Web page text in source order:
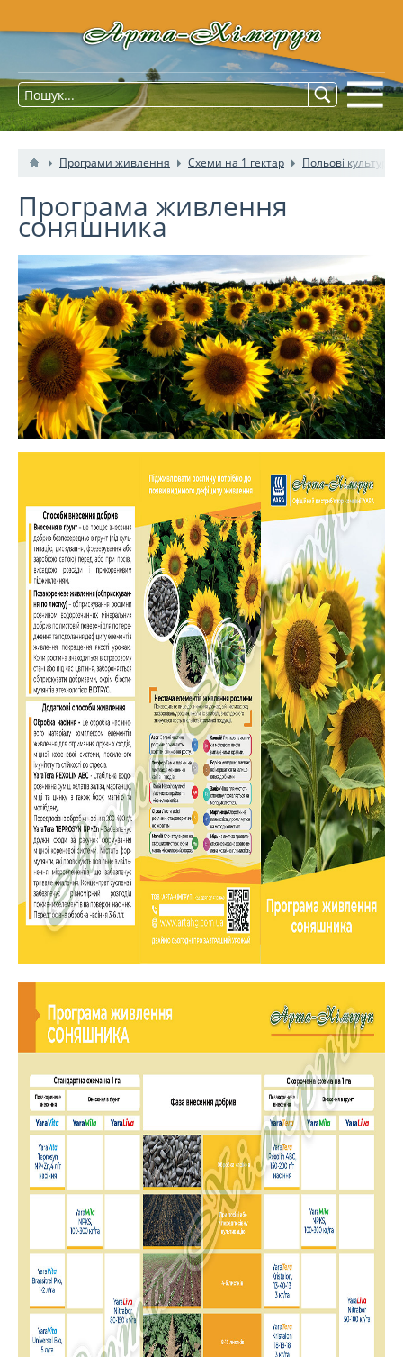
Програми живлення Схеми на 1 гектар Польові культури
Програма живлення
соняшника